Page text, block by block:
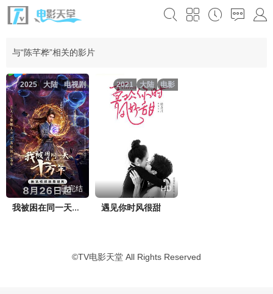
与“陈芊桦”相关的影片
电视剧
大陆
2025
已完结
我被困在同一天十万年
电影
大陆
2021
HD
遇见你时风很甜
©TV电影天堂 All Rights Reserved